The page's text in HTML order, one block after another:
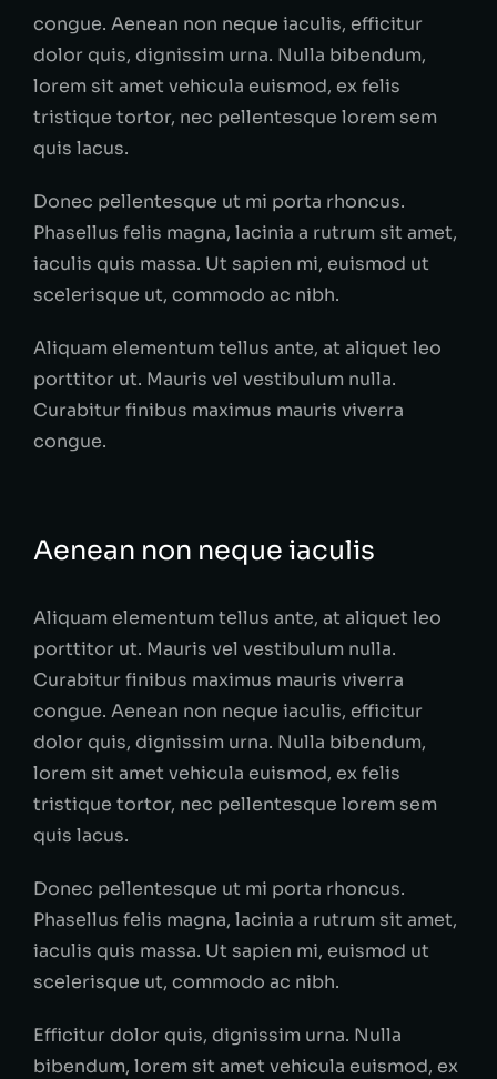
congue. Aenean non neque iaculis, efficitur
dolor quis, dignissim urna. Nulla bibendum,
lorem sit amet vehicula euismod, ex felis
tristique tortor, nec pellentesque lorem sem
quis lacus.
Donec pellentesque ut mi porta rhoncus.
Phasellus felis magna, lacinia a rutrum sit amet,
iaculis quis massa. Ut sapien mi, euismod ut
scelerisque ut, commodo ac nibh.
Aliquam elementum tellus ante, at aliquet leo
porttitor ut. Mauris vel vestibulum nulla.
Curabitur finibus maximus mauris viverra
congue.
Aenean non neque iaculis
Aliquam elementum tellus ante, at aliquet leo
porttitor ut. Mauris vel vestibulum nulla.
Curabitur finibus maximus mauris viverra
congue. Aenean non neque iaculis, efficitur
dolor quis, dignissim urna. Nulla bibendum,
lorem sit amet vehicula euismod, ex felis
tristique tortor, nec pellentesque lorem sem
quis lacus.
Donec pellentesque ut mi porta rhoncus.
Phasellus felis magna, lacinia a rutrum sit amet,
iaculis quis massa. Ut sapien mi, euismod ut
scelerisque ut, commodo ac nibh.
Efficitur dolor quis, dignissim urna. Nulla
bibendum, lorem sit amet vehicula euismod, ex